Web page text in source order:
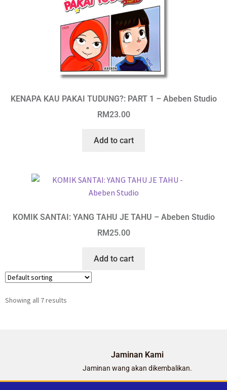
KENAPA KAU PAKAI TUDUNG?: PART 1 – Abeben Studio
RM23.00
Add to cart
KOMIK SANTAI: YANG TAHU JE TAHU – Abeben Studio
RM25.00
Add to cart
Showing all 7 results
Jaminan Kami
Jaminan wang akan dikembalikan.